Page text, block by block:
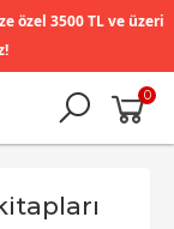
özel 3500 TL ve üzeri
0